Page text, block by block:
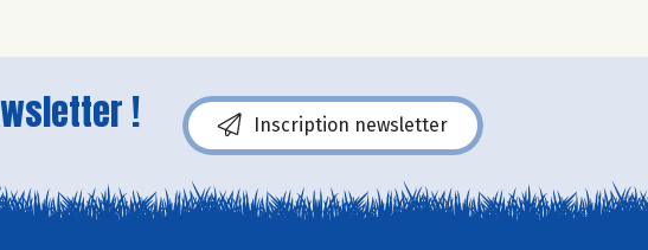
! Inscription newsletter